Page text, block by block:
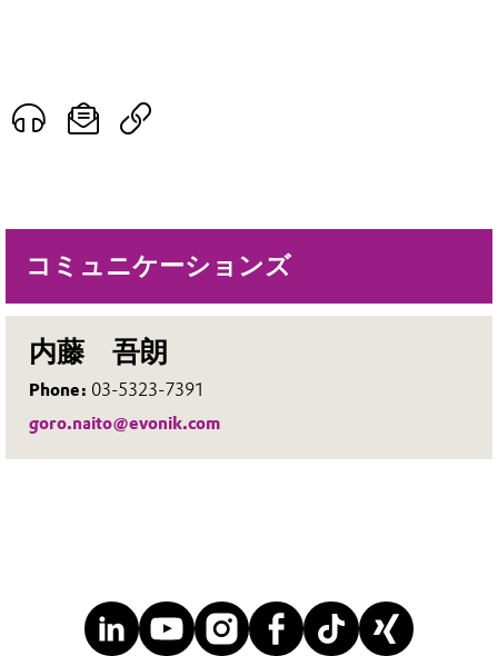
コミュニケーションズ
内藤 吾朗
Phone: 03-5323-7391
goro.naito@evonik.com